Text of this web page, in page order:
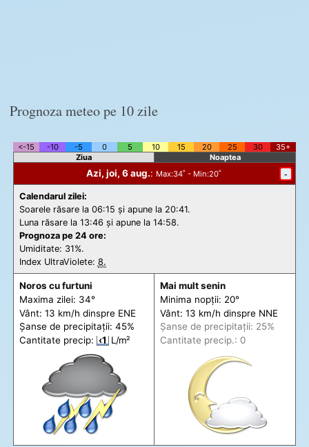
Prognoza meteo pe 10 zile
<-15 -10 -5 0 5 10 15 20 25 30
35+
Ziua
Noaptea
Azi, joi, 6 aug.: Max:34˚ - Min:20˚ -
Calendarul zilei:
Soarele răsare la 06:15 și apune la 20:41.
Luna răsare la 13:46 și apune la 14:58.
Prognoza pe 24 ore:
Umiditate: 31%.
Index UltraViolete: 8.
Noros cu furtuni
Maxima zilei: 34°
Vânt: 13 km/h dinspre ENE
Șanse de precipitații: 45%
Cantitate precip: ‹1 L/m²
Mai mult senin
Minima nopții: 20°
Vânt: 13 km/h dinspre NNE
Șanse de precipitații: 25%
Cantitate precip.: 0